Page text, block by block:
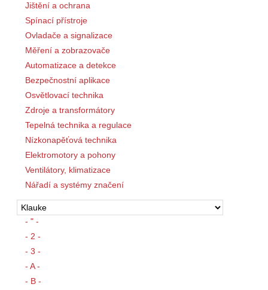
Jištění a ochrana
Spínací přístroje
Ovladače a signalizace
Měření a zobrazovače
Automatizace a detekce
Bezpečnostní aplikace
Osvětlovací technika
Zdroje a transformátory
Tepelná technika a regulace
Nízkonapěťová technika
Elektromotory a pohony
Ventilátory, klimatizace
Nářadí a systémy značení
- " -
- 2 -
- 3 -
- A -
- B -